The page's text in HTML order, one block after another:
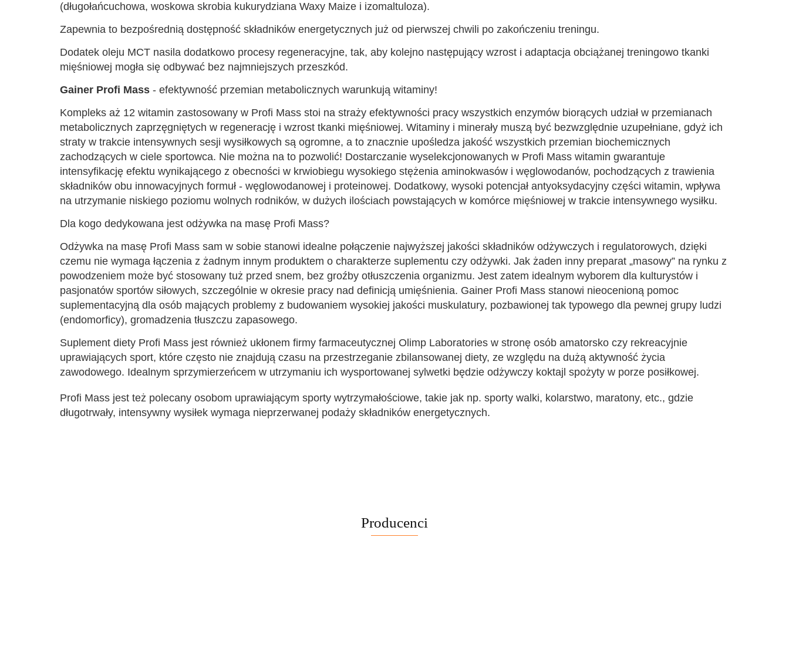
(długołańcuchowa, woskowa skrobia kukurydziana Waxy Maize i izomaltuloza).
Zapewnia to bezpośrednią dostępność składników energetycznych już od pierwszej chwili po zakończeniu treningu.
Dodatek oleju MCT nasila dodatkowo procesy regeneracyjne, tak, aby kolejno następujący wzrost i adaptacja obciążanej treningowo tkanki
mięśniowej mogła się odbywać bez najmniejszych przeszkód.
Gainer Profi Mass - efektywność przemian metabolicznych warunkują witaminy!
Kompleks aż 12 witamin zastosowany w Profi Mass stoi na straży efektywności pracy wszystkich enzymów biorących udział w przemianach
metabolicznych zaprzęgniętych w regenerację i wzrost tkanki mięśniowej. Witaminy i minerały muszą być bezwzględnie uzupełniane, gdyż ich
straty w trakcie intensywnych sesji wysiłkowych są ogromne, a to znacznie upośledza jakość wszystkich przemian biochemicznych
zachodzących w ciele sportowca. Nie można na to pozwolić! Dostarczanie wyselekcjonowanych w Profi Mass witamin gwarantuje
intensyfikację efektu wynikającego z obecności w krwiobiegu wysokiego stężenia aminokwasów i węglowodanów, pochodzących z trawienia
składników obu innowacyjnych formuł - węglowodanowej i proteinowej. Dodatkowy, wysoki potencjał antyoksydacyjny części witamin, wpływa
na utrzymanie niskiego poziomu wolnych rodników, w dużych ilościach powstających w komórce mięśniowej w trakcie intensywnego wysiłku.
Dla kogo dedykowana jest odżywka na masę Profi Mass?
Odżywka na masę Profi Mass sam w sobie stanowi idealne połączenie najwyższej jakości składników odżywczych i regulatorowych, dzięki
czemu nie wymaga łączenia z żadnym innym produktem o charakterze suplementu czy odżywki. Jak żaden inny preparat „masowy” na rynku z
powodzeniem może być stosowany tuż przed snem, bez groźby otłuszczenia organizmu. Jest zatem idealnym wyborem dla kulturystów i
pasjonatów sportów siłowych, szczególnie w okresie pracy nad definicją umięśnienia. Gainer Profi Mass stanowi nieocenioną pomoc
suplementacyjną dla osób mających problemy z budowaniem wysokiej jakości muskulatury, pozbawionej tak typowego dla pewnej grupy ludzi
(endomorficy), gromadzenia tłuszczu zapasowego.
Suplement diety Profi Mass jest również ukłonem firmy farmaceutycznej Olimp Laboratories w stronę osób amatorsko czy rekreacyjnie
uprawiających sport, które często nie znajdują czasu na przestrzeganie zbilansowanej diety, ze względu na dużą aktywność życia
zawodowego. Idealnym sprzymierzeńcem w utrzymaniu ich wysportowanej sylwetki będzie odżywczy koktajl spożyty w porze posiłkowej.
Profi Mass jest też polecany osobom uprawiającym sporty wytrzymałościowe, takie jak np. sporty walki, kolarstwo, maratony, etc., gdzie
długotrwały, intensywny wysiłek wymaga nieprzerwanej podaży składników energetycznych.
Producenci